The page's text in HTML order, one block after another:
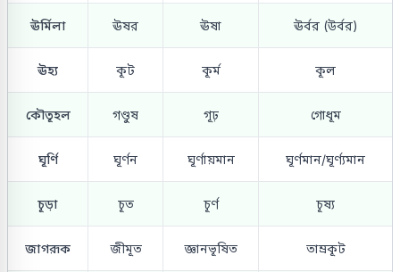
ঊর্মিলা ঊষর ঊষা ঊর্বর (উর্বর)
ঊহ্য কূট কূর্ম কূল
কৌতূহল গণ্ডুষ গূঢ় গোধূম
ঘূর্ণি ঘূর্ণন ঘূর্ণায়মান ঘূর্ণমান/ঘূর্ণ্যমান
চূড়া চূত চূর্ণ চূষ্য
জাগরূক জীমূত জ্ঞানভূষিত তাম্রকূট